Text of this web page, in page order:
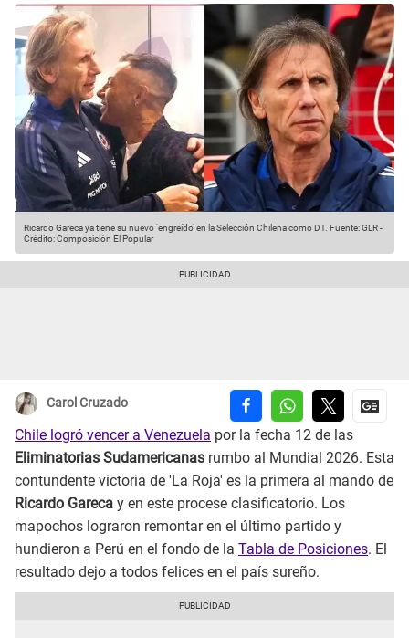
Ricardo Gareca ya tiene su nuevo 'engreído' en la Selección Chilena como DT. Fuente: GLR-
Crédito: Composición El Popular
Carol Cruzado
Chile logró vencer a Venezuela por la fecha 12 de las
Eliminatorias Sudamericanas rumbo al Mundial 2026. Esta
contundente victoria de 'La Roja' es la primera al mando de
Ricardo Gareca y en este procese clasificatorio. Los
mapochos lograron remontar en el último partido y
hundieron a Perú en el fondo de la Tabla de Posiciones. El
resultado dejo a todos felices en el país sureño.